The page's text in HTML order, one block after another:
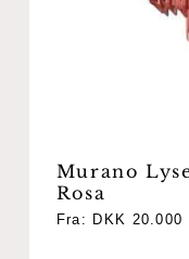
Murano
Rosa
Fra: DKK 20.000